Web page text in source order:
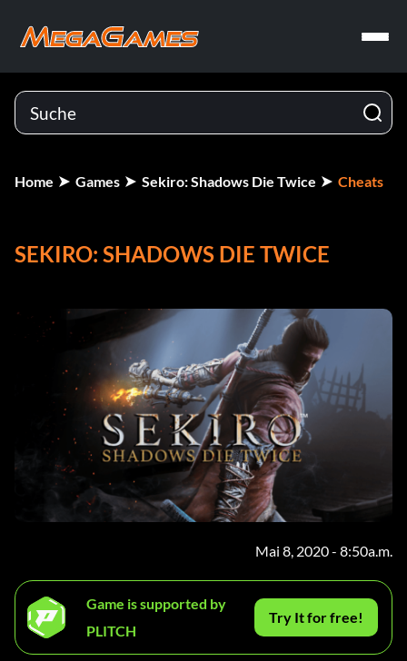
Home Games Sekiro: Shadows Die Twice Cheats
SEKIRO: SHADOWS DIE TWICE
Mai 8, 2020 - 8:50a.m.
Game is supported by
PLITCH
Try It for free!